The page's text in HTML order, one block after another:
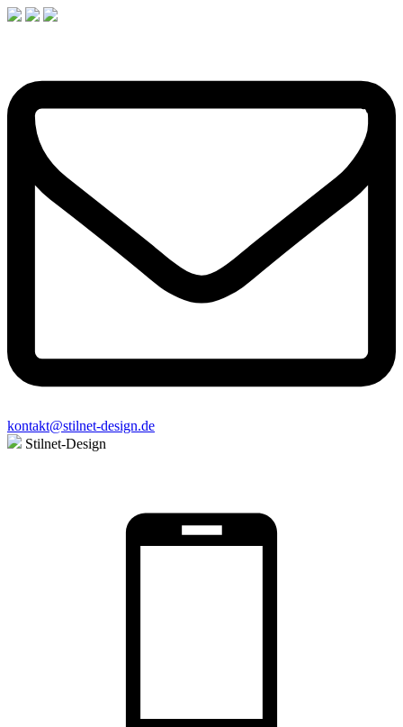
kontakt@stilnet-design.de
Stilnet-Design